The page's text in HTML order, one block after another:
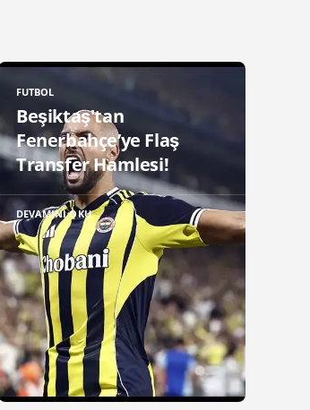
FUTBOL
Beşiktaş'tan
Fenerbahçe’ye Flaş
Transfer Hamlesi!
DEVAMINI OKU